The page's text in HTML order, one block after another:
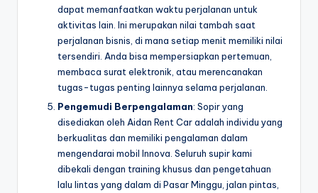
dapat memanfaatkan waktu perjalanan untuk
aktivitas lain. Ini merupakan nilai tambah saat
perjalanan bisnis, di mana setiap menit memiliki nilai
tersendiri. Anda bisa mempersiapkan pertemuan,
membaca surat elektronik, atau merencanakan
tugas-tugas penting lainnya selama perjalanan.
Pengemudi Berpengalaman: Sopir yang
disediakan oleh Aidan Rent Car adalah individu yang
berkualitas dan memiliki pengalaman dalam
mengendarai mobil Innova. Seluruh supir kami
dibekali dengan training khusus dan pengetahuan
lalu lintas yang dalam di Pasar Minggu, jalan pintas,